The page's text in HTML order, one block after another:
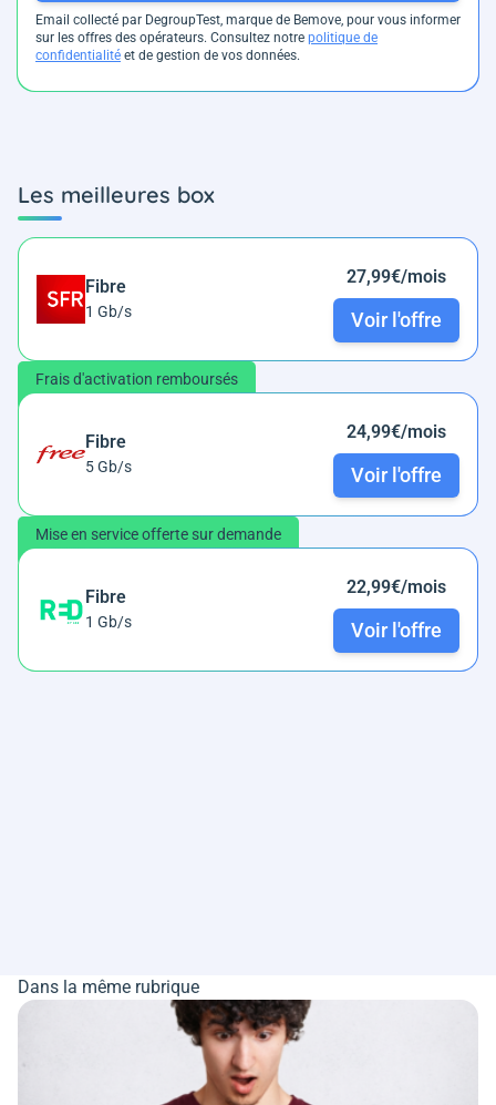
Email collecté par DegroupTest, marque de Bemove, pour vous informer
sur les offres des opérateurs. Consultez notre politique de
confidentialité et de gestion de vos données.
Les meilleures box
Fibre
1 Gb/s
27,99€/mois
Voir l'offre
Frais d'activation remboursés
Fibre
5 Gb/s
24,99€/mois
Voir l'offre
Mise en service offerte sur demande
Fibre
1 Gb/s
22,99€/mois
Voir l'offre
Dans la même rubrique